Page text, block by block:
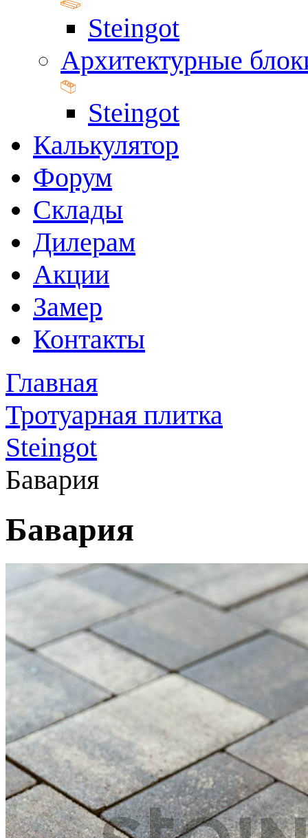
Steingot
Архитектурные
Steingot
Калькулятор
Форум
Склады
Дилерам
Акции
Замер
Контакты
Главная
Тротуарная плитка
Steingot
Бавария
Бавария